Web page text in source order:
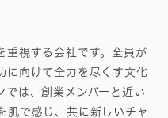
重視する会社です。全員が
に向けて全力を尽くす文化
では、創業メンバーと近い
肌で感じ、共に新しいチャ